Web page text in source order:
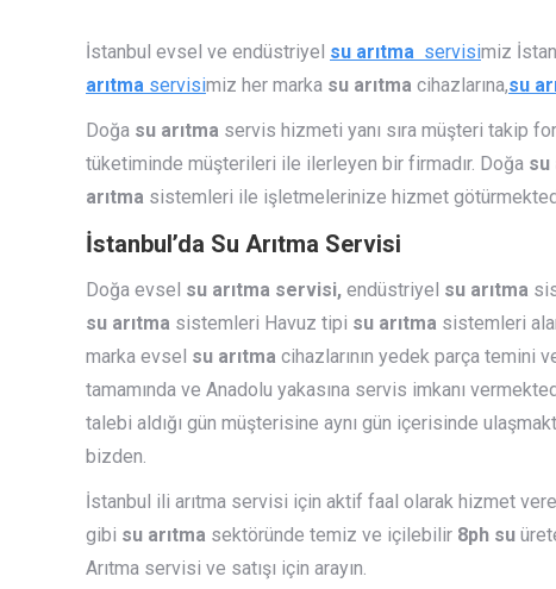
İstanbul evsel ve endüstriyel su arıtma servisimiz
arıtma servisimiz her marka su arıtma cihazlarına,su
Doğa su arıtma servis hizmeti yanı sıra müşteri takip
tüketiminde müşterileri ile ilerleyen bir firmadır. Doğa su
arıtma sistemleri ile işletmelerinize hizmet
İstanbul’da Su Arıtma Servisi
Doğa evsel su arıtma servisi, endüstriyel su arıtma
su arıtma sistemleri Havuz tipi su arıtma sistemleri
marka evsel su arıtma cihazlarının yedek parça temini
tamamında ve Anadolu yakasına servis imkanı
talebi aldığı gün müşterisine aynı gün içerisinde
bizden.
İstanbul ili arıtma servisi için aktif faal olarak hizmet
gibi su arıtma sektöründe temiz ve içilebilir 8ph su
Arıtma servisi ve satışı için arayın.